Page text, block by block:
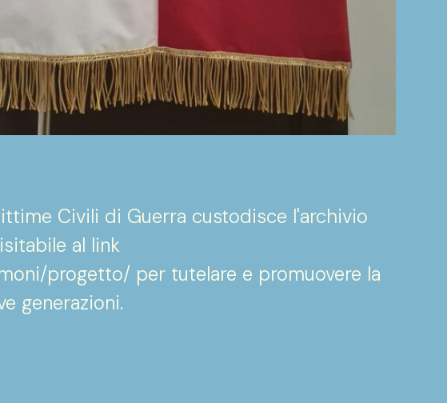
Civili di Guerra custodisce l'archivio
al link
progetto/ per tutelare e promuovere la
generazioni.